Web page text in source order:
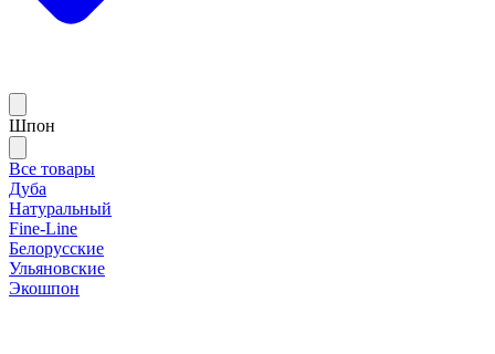
Шпон
Все товары
Дуба
Натуральный
Fine-Line
Белорусские
Ульяновские
Экошпон